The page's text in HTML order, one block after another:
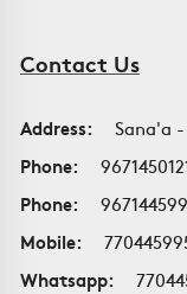
Contact Us
Address:
Sana'a
Phone:
Phone:
Mobile:
Whatsapp: